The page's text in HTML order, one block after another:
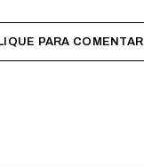
PARA COMENTAR